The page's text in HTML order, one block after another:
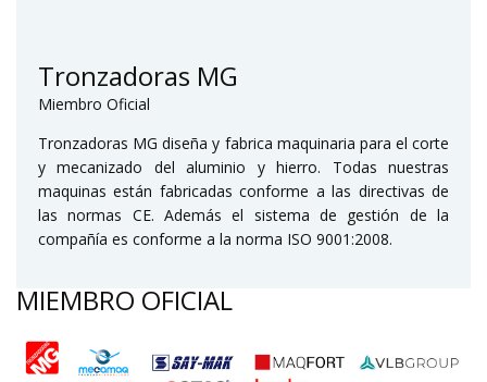
Tronzadoras MG
Miembro Oficial
Tronzadoras MG diseña y fabrica maquinaria para el corte
y mecanizado del aluminio y hierro. Todas nuestras
maquinas están fabricadas conforme a las directivas de
las normas CE. Además el sistema de gestión de la
compañía es conforme a la norma ISO 9001:2008.
MIEMBRO OFICIAL